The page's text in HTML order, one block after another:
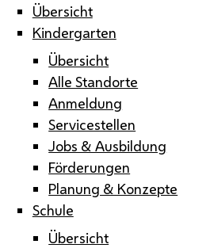
Übersicht
Kindergarten
Übersicht
Alle Standorte
Anmeldung
Servicestellen
Jobs & Ausbildung
Förderungen
Planung & Konzepte
Schule
Übersicht